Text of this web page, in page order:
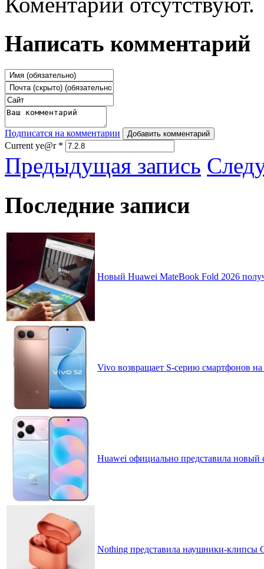
Написать комментарий
Подписатся на комментарии Добавить комментарий
Current ye@r *
Предыдущая запись
Последние записи
Новый Huawei MateBook Fold 2026
Vivo возвращает S-серию смартфонов
Huawei официально представила
Nothing представила наушники-клипсы